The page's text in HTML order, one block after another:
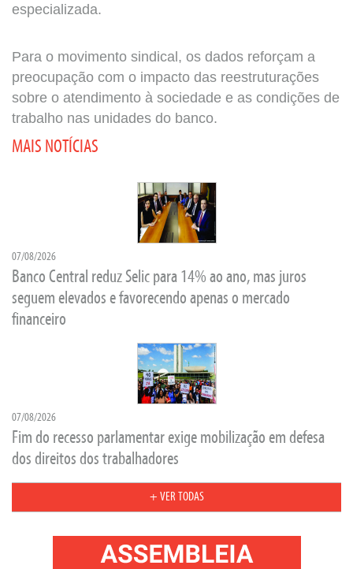
especializada.
Para o movimento sindical, os dados reforçam a
preocupação com o impacto das reestruturações
sobre o atendimento à sociedade e as condições de
trabalho nas unidades do banco.
MAIS NOTÍCIAS
07/08/2026
Banco Central reduz Selic para 14% ao ano, mas juros
seguem elevados e favorecendo apenas o mercado
financeiro
07/08/2026
Fim do recesso parlamentar exige mobilização em defesa
dos direitos dos trabalhadores
+ VER TODAS